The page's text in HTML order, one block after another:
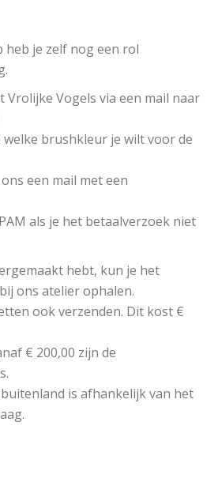
heb je zelf nog een rol
Vrolijke Vogels via een mail naar
welke brushkleur je wilt voor de
een mail met een
als je het betaalverzoek niet
hebt, kun je het
ons atelier ophalen.
ook verzenden. Dit kost €
€ 200,00 zijn de
is afhankelijk van het